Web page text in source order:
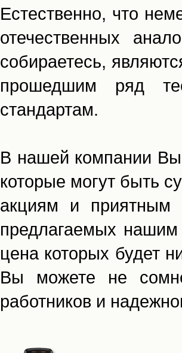
Естественно, что
отечественных
собираетесь,
прошедшим ряд
стандартам.
В нашей компании Вы
которые могут быть
акциям и приятным
предлагаемых
цена которых будет
Вы можете не
работников и